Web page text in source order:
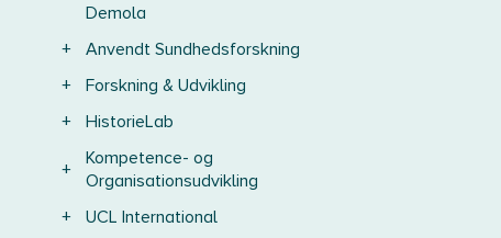
Demola
+
Anvendt Sundhedsforskning
+
Forskning & Udvikling
+
HistorieLab
+
Kompetence- og
Organisationsudvikling
+
UCL International